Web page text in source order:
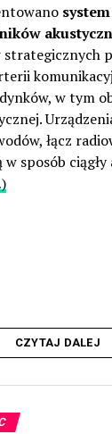
strategicznych
w tym
łącz
sposób
CZYTAJ DALEJ